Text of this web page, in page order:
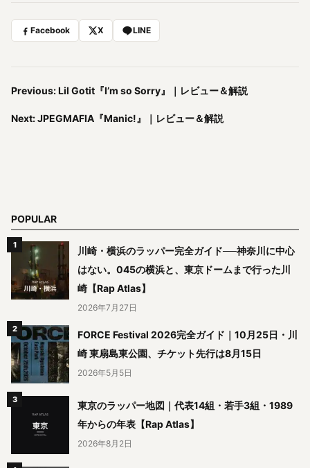
Facebook X LINE
Previous: Lil Gotit『I’m so Sorry』｜レビュー＆解説
Next: JPEGMAFIA『Manic!』｜レビュー＆解説
POPULAR
川崎・横浜のラッパー完全ガイド──神奈川に中心
はない。045の横浜と、東京ドームまで行った川
崎【Rap Atlas】
2026年7月27日
FORCE Festival 2026完全ガイド｜10月25日・川
崎 東扇島東公園、チケット先行は8月15日
2026年5月5日
東京のラッパー地図｜代表14組・若手3組・1989
年からの年表【Rap Atlas】
2026年8月2日